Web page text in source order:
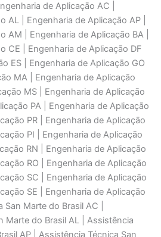
de Aplicaçāo AC |
AL | Engenharia de Aplicaçāo AP |
AM | Engenharia de Aplicaçāo BA |
CE | Engenharia de Aplicaçāo DF
ES | Engenharia de Aplicaçāo GO
MA | Engenharia de Aplicaçāo
MS | Engenharia de Aplicaçāo
PA | Engenharia de Aplicaçāo
PR | Engenharia de Aplicaçāo
PI | Engenharia de Aplicaçāo
RN | Engenharia de Aplicaçāo
RO | Engenharia de Aplicaçāo
SC | Engenharia de Aplicaçāo
SE | Engenharia de Aplicaçāo
Marte do Brasil AC |
Marte do Brasil AL | Assistência
AP | Assistência Técnica San